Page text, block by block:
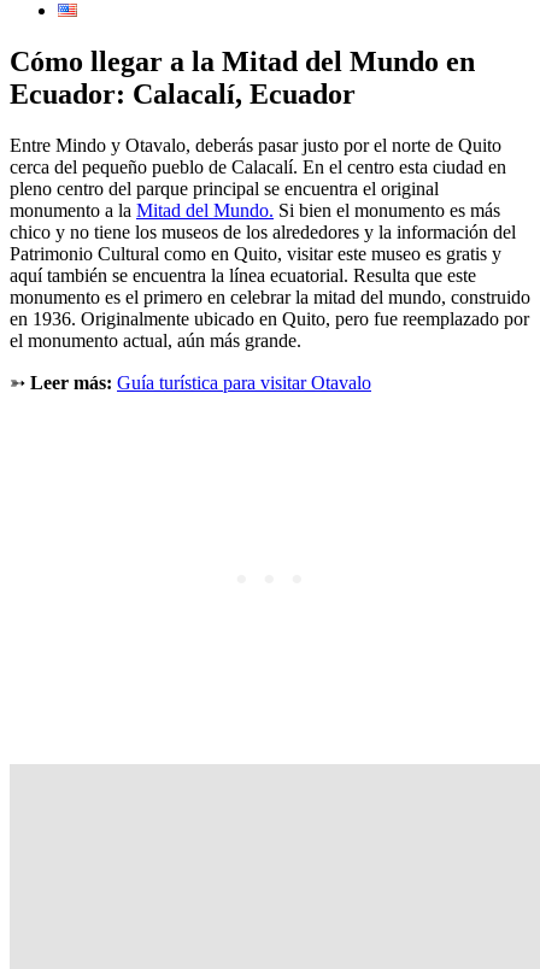
Cómo llegar a la Mitad del Mundo en
Ecuador: Calacalí, Ecuador
Entre Mindo y Otavalo, deberás pasar justo por el norte de Quito
cerca del pequeño pueblo de Calacalí. En el centro esta ciudad en
pleno centro del parque principal se encuentra el original
monumento a la Mitad del Mundo. Si bien el monumento es más
chico y no tiene los museos de los alrededores y la información del
Patrimonio Cultural como en Quito, visitar este museo es gratis y
aquí también se encuentra la línea ecuatorial. Resulta que este
monumento es el primero en celebrar la mitad del mundo, construido
en 1936. Originalmente ubicado en Quito, pero fue reemplazado por
el monumento actual, aún más grande.
➳ Leer más: Guía turística para visitar Otavalo